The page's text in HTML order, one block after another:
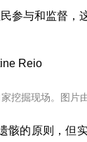
参与和监督，
挖掘现场。图片
骸的原则，但